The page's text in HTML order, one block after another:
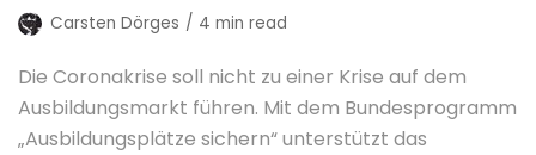
Carsten Dörges 4 min read
Die Coronakrise soll nicht zu einer Krise auf dem
Ausbildungsmarkt führen. Mit dem Bundesprogramm
„Ausbildungsplätze sichern“ unterstützt das